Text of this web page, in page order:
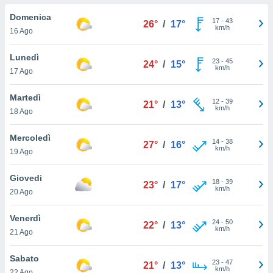
al sito
nostri
ci
di
un
la
di esso.
nella
Domenica
16 Ago
26° / 17° 17- 43
km/h
Lunedì
17 Ago
24° / 15° 23- 45
km/h
Martedì
18 Ago
21° / 13° 12- 39
km/h
Mercoledì
19 Ago
27° / 16° 14- 38
km/h
Giovedi
20 Ago
23° / 17° 18- 39
km/h
Venerdì
21 Ago
22° / 13° 24- 50
km/h
Sabato
21° / 13° 23- 47
km/h